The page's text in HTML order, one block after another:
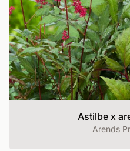
Astilbe x
Arends